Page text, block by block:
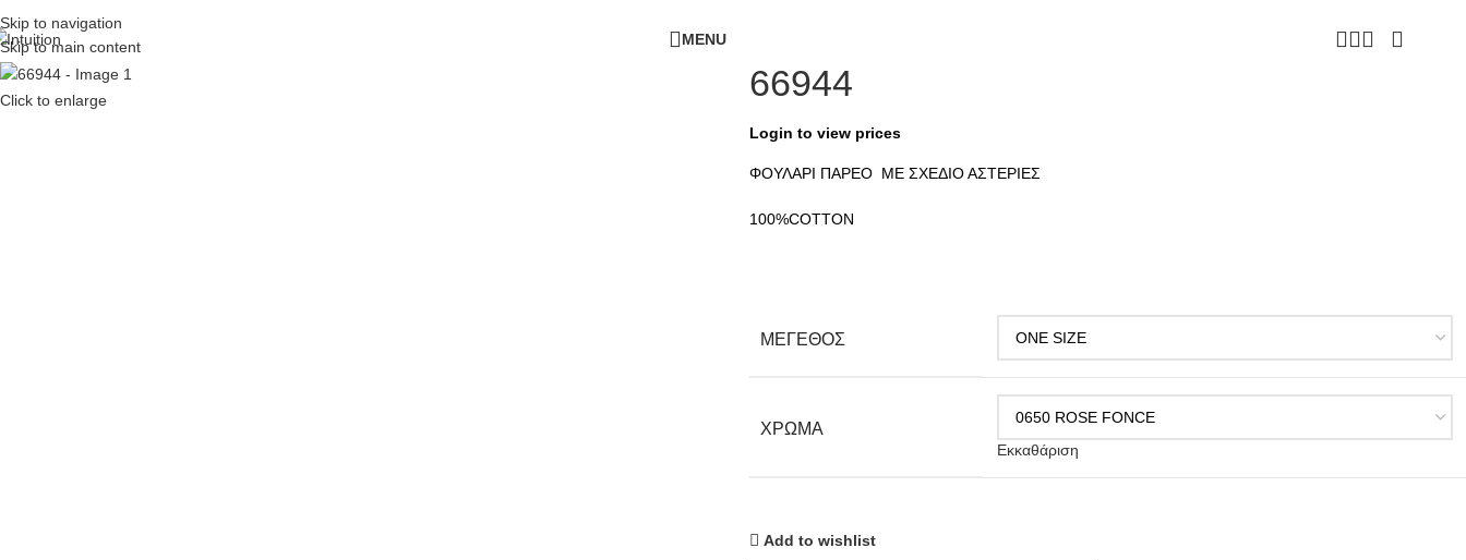
Skip to navigation
Skip to main content
MENU
Click to enlarge 66944
Login to view prices
ΦΟΥΛΑΡΙ ΠΑΡΕΟ ΜΕ ΣΧΕΔΙΟ ΑΣΤΕΡΙΕΣ
100%COTTON
ΜΕΓΕΘΟΣ
ΧΡΩΜΑ
Εκκαθάριση
Add to wishlist